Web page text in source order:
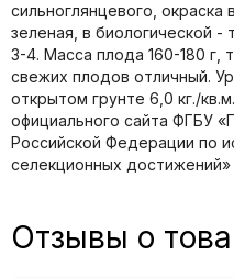
сильноглянцевого, окраска
зеленая, в биологической
3-4. Масса плода 160-180 г,
свежих плодов отличный.
открытом грунте 6,0 кг./
официального сайта ФГБУ
Российской Федерации по
селекционных
Отзывы о